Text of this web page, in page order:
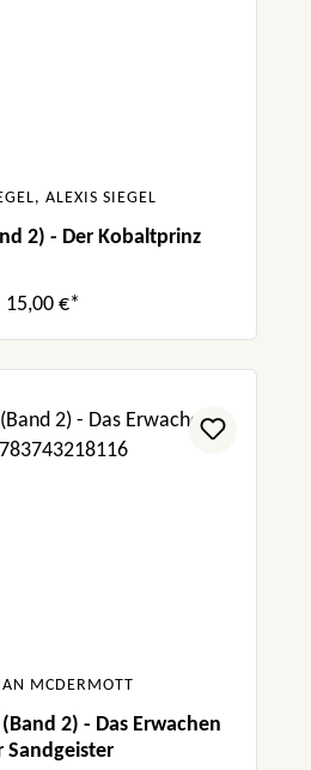
ALEXIS SIEGEL
2) - Der Kobaltprinz
15,00 €*
MCDERMOTT
2) - Das Erwachen
Sandgeister